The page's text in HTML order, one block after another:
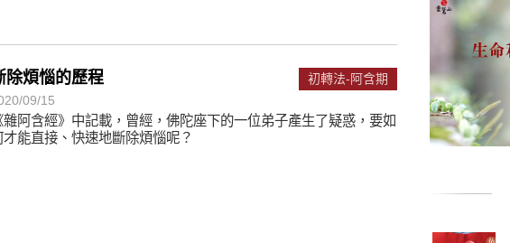
除煩惱的歷程
09/15
雜阿含經》中記載，曾經，佛陀座下的一位弟子產生了疑惑，要如
才能直接、快速地斷除煩惱呢？
初轉法-阿含期